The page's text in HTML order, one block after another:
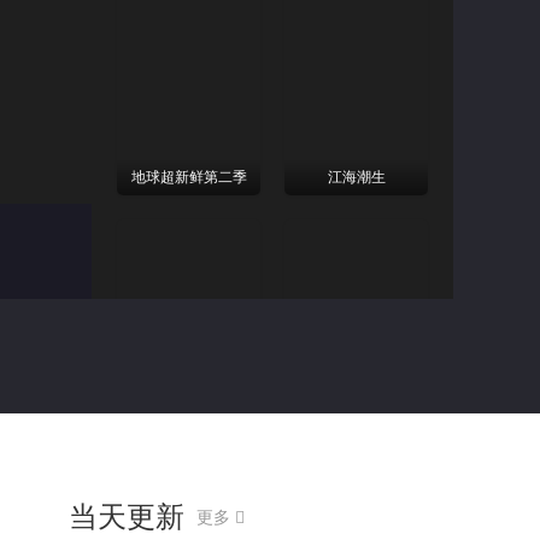
地球超新鲜第二季 江海潮生
喜欢你我也是第六季 阿松与阿暖
当天更新 更多